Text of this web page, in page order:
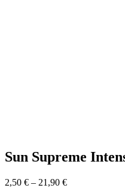
Sun Supreme
2,50 € – 21,90 €Preisspanne: